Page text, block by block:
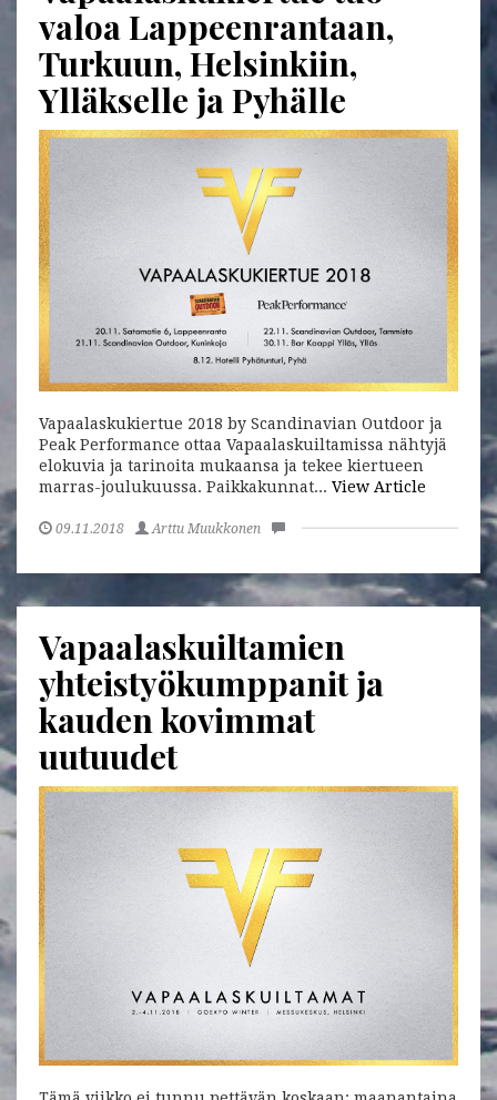
valoa Lappeenrantaan,
Turkuun, Helsinkiin,
Ylläkselle ja Pyhälle
Vapaalaskukiertue 2018 by Scandinavian Outdoor ja
Peak Performance ottaa Vapaalaskuiltamissa nähtyjä
elokuvia ja tarinoita mukaansa ja tekee kiertueen
marras-joulukuussa. Paikkakunnat... View Article
09.11.2018 Arttu Muukkonen
Vapaalaskuiltamien
yhteistyökumppanit ja
kauden kovimmat
uutuudet